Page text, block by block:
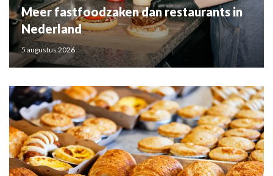
Meer fastfoodzaken dan restaurants in
Nederland
5 augustus 2026